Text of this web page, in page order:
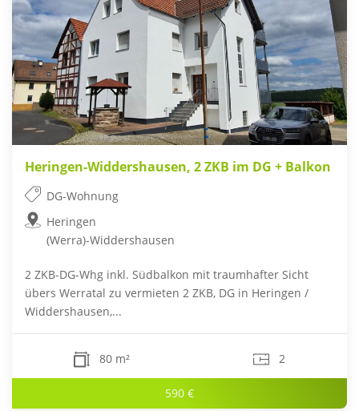
Heringen-Widdershausen, 2 ZKB im DG + Balkon
DG-Wohnung
Heringen
(Werra)-Widdershausen
2 ZKB-DG-Whg inkl. Südbalkon mit traumhafter Sicht
übers Werratal zu vermieten 2 ZKB, DG in Heringen /
Widdershausen,...
80 m² 2
590 €